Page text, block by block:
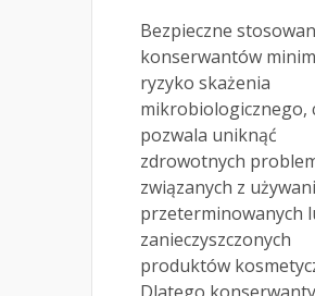
Bezpieczne
konserwantów
ryzyko skażenia
mikrobiologicznego,
pozwala uniknąć
zdrowotnych
związanych z
przeterminowanych
zanieczyszczonych
produktów